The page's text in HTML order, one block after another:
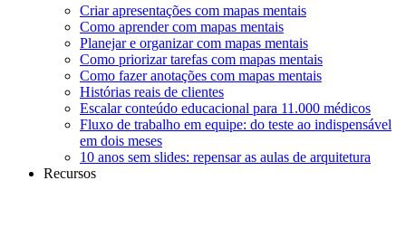
Criar apresentações com mapas mentais
Como aprender com mapas mentais
Planejar e organizar com mapas mentais
Como priorizar tarefas com mapas mentais
Como fazer anotações com mapas mentais
Histórias reais de clientes
Escalar conteúdo educacional para 11.000 médicos
Fluxo de trabalho em equipe: do teste ao indispensável
em dois meses
10 anos sem slides: repensar as aulas de arquitetura
Recursos